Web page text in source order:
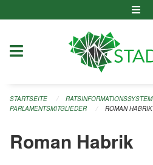
STARTSEITE
RATSINFORMATIONSSYSTEM
PARLAMENTSMITGLIEDER
ROMAN HABRIK
Roman Habrik